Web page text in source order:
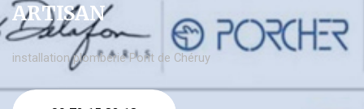
ARTISAN
installation plomberie Pont de Chéruy